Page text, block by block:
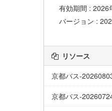
有効期間 : 2026
バージョン :
リソース
京都バス-
京都バス-